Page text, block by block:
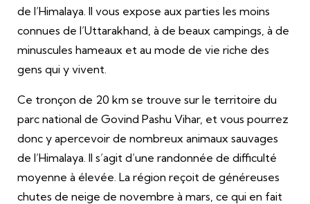
de l’Himalaya. Il vous expose aux parties les moins
connues de l’Uttarakhand, à de beaux campings, à de
minuscules hameaux et au mode de vie riche des
gens qui y vivent.
Ce tronçon de 20 km se trouve sur le territoire du
parc national de Govind Pashu Vihar, et vous pourrez
donc y apercevoir de nombreux animaux sauvages
de l’Himalaya. Il s’agit d’une randonnée de difficulté
moyenne à élevée. La région reçoit de généreuses
chutes de neige de novembre à mars, ce qui en fait